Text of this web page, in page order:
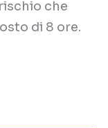
che
di 8 ore.